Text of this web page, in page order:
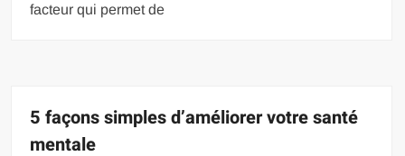
facteur qui permet de
5 façons simples d’améliorer votre santé
mentale